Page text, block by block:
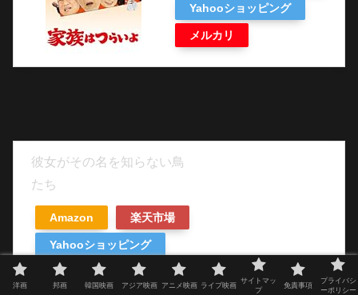
Yahooショッピング
メルカリ
彼女がその名を知らない鳥
たち
Amazon 楽天市場
Yahooショッピング
洋画 邦画 韓国映画 アジア映画 アニメ映画 ライブ映画
サイトマッ
プ
免責事項
プライバシ
ーポリシー